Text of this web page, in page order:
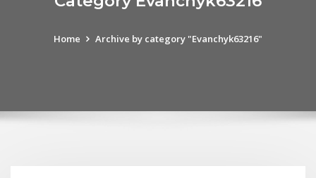
Home Archive by category "Evanchyk63216"